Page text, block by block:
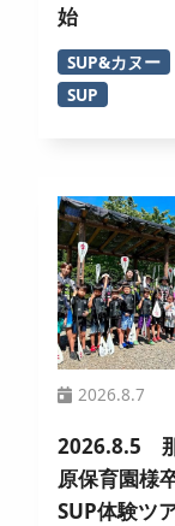
始
SUP&カヌー
SUP
2026.8.7
2026.8.5
原保育園様
SUP体験ツ